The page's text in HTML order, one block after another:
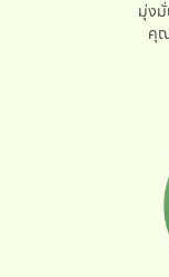
มุ่ง
คุ